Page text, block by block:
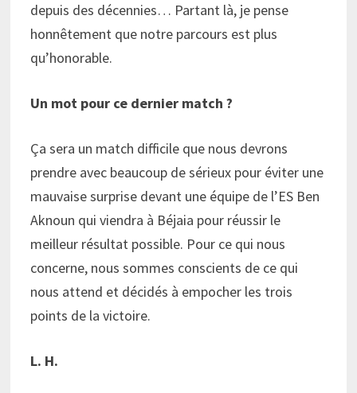
depuis des décennies… Partant là, je pense
honnêtement que notre parcours est plus
qu’honorable.
Un mot pour ce dernier match ?
Ça sera un match difficile que nous devrons
prendre avec beaucoup de sérieux pour éviter une
mauvaise surprise devant une équipe de l’ES Ben
Aknoun qui viendra à Béjaia pour réussir le
meilleur résultat possible. Pour ce qui nous
concerne, nous sommes conscients de ce qui
nous attend et décidés à empocher les trois
points de la victoire.
L. H.